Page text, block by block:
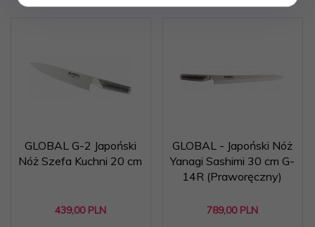
GLOBAL G-2 Japoński
Nóż Szefa Kuchni 20 cm
439,00 PLN
GLOBAL - Japoński Nóż
Yanagi Sashimi 30 cm G-
14R (Praworęczny)
789,00 PLN